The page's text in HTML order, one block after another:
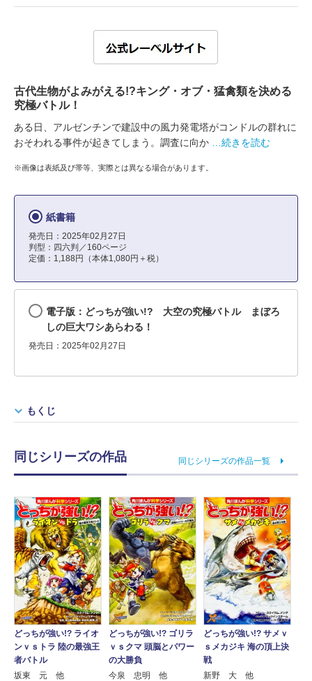
古代生物がよみがえる!?キング・オブ・猛禽類を決める
究極バトル！
ある日、アルゼンチンで建設中の風力発電塔がコンドルの群れに
おそわれる事件が起きてしまう。調査に向か
…続きを読む
※画像は表紙及び帯等、実際とは異なる場合があります。
紙書籍
発売日：2025年02月27日
判型：四六判／160ページ
定価：1,188円（本体1,080円＋税）
電子版：どっちが強い!? 大空の究極バトル まぼろ
しの巨大ワシあらわる！
発売日：2025年02月27日
もくじ
同じシリーズの作品 同じシリーズの作品一覧
どっちが強い!? ライオ
ンｖｓトラ 陸の最強王
者バトル
坂東 元 他
どっちが強い!? ゴリラ
ｖｓクマ 頭脳とパワー
の大勝負
今泉 忠明 他
どっちが強い!? サメｖ
ｓメカジキ 海の頂上決
戦
新野 大 他